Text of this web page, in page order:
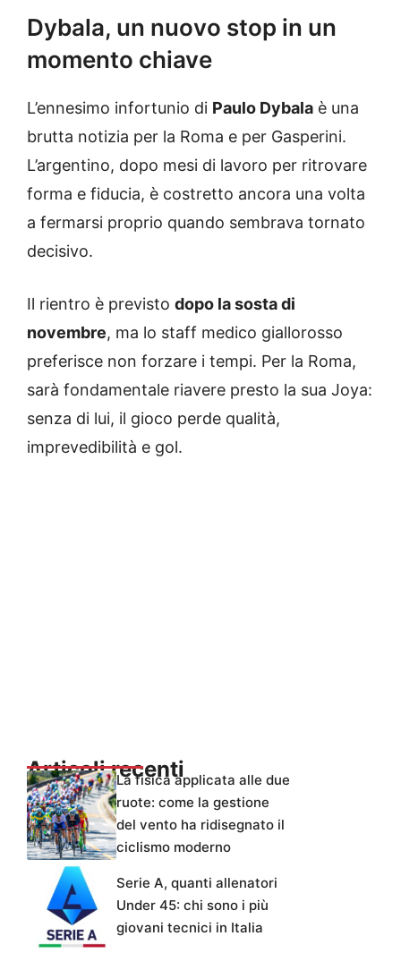
Dybala, un nuovo stop in un
momento chiave
L’ennesimo infortunio di Paulo Dybala è una
brutta notizia per la Roma e per Gasperini.
L’argentino, dopo mesi di lavoro per ritrovare
forma e fiducia, è costretto ancora una volta
a fermarsi proprio quando sembrava tornato
decisivo.
Il rientro è previsto dopo la sosta di
novembre, ma lo staff medico giallorosso
preferisce non forzare i tempi. Per la Roma,
sarà fondamentale riavere presto la sua Joya:
senza di lui, il gioco perde qualità,
imprevedibilità e gol.
Articoli recentiLa fisica applicata alle due
ruote: come la gestione
del vento ha ridisegnato il
ciclismo moderno
Serie A, quanti allenatori
Under 45: chi sono i più
giovani tecnici in Italia